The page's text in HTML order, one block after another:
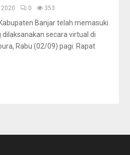
2020 0 353
Banjar telah memasuki
secara virtual di
Rabu (02/09) pagi. Rapat